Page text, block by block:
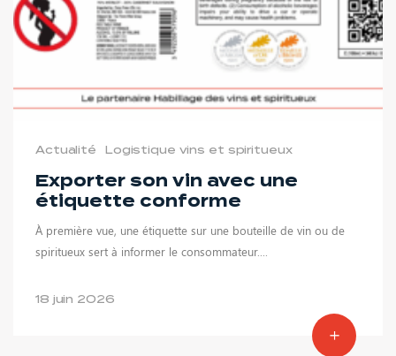
Actualité Logistique vins et spiritueux
Exporter son vin avec une
étiquette conforme
À première vue, une étiquette sur une bouteille de vin ou de
spiritueux sert à informer le consommateur....
18 juin 2026